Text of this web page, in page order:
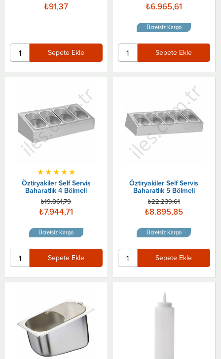
₺91,37
Sepete Ekle
₺6.965,61
Sepete Ekle
Ücretsiz Kargo
Öztiryakiler Self Servis
Baharatlık 4 Bölmeli
★★★★★
₺7.944,71
₺19.861,79
Sepete Ekle
Ücretsiz Kargo
Öztiryakiler Self Servis
Baharatlık 5 Bölmeli
₺8.895,85
₺22.239,61
Sepete Ekle
Ücretsiz Kargo